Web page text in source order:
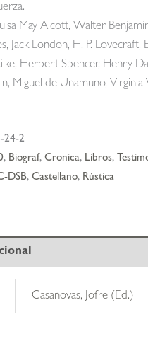
May Alcott, Walter
Jack London, H. P. Lovecraft,
Herbert Spencer, Henry
Miguel de Unamuno,
24-2
, Biograf, Cronica, Libros,
DSB, Castellano, Rústica
Casanovas, Jofre (Ed.)